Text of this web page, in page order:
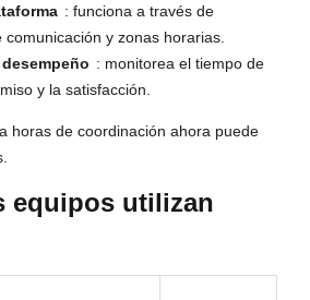
: funciona a través de
y zonas horarias.
: monitorea el tiempo de
y la satisfacción.
horas de coordinación ahora puede
equipos utilizan